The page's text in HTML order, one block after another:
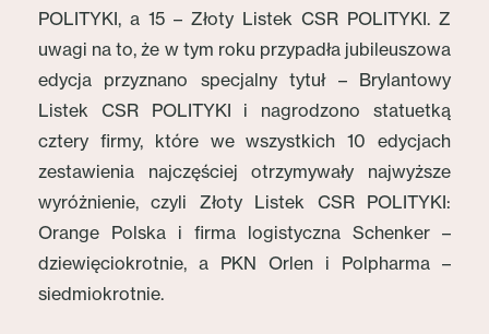
POLITYKI, a 15 – Złoty Listek CSR POLITYKI. Z
uwagi na to, że w tym roku przypadła jubileuszowa
edycja przyznano specjalny tytuł – Brylantowy
Listek CSR POLITYKI i nagrodzono statuetką
cztery firmy, które we wszystkich 10 edycjach
zestawienia najczęściej otrzymywały najwyższe
wyróżnienie, czyli Złoty Listek CSR POLITYKI:
Orange Polska i firma logistyczna Schenker –
dziewięciokrotnie, a PKN Orlen i Polpharma –
siedmiokrotnie.